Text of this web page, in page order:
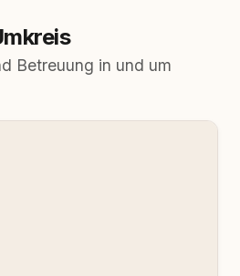
Betreuung in und um